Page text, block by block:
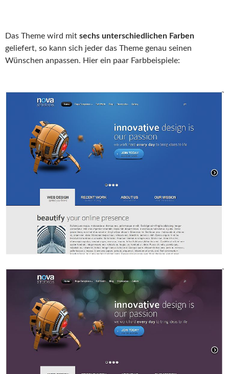
Das Theme wird mit sechs unterschiedlichen Farben
geliefert, so kann sich jeder das Theme genau seinen
Wünschen anpassen. Hier ein paar Farbbeispiele: